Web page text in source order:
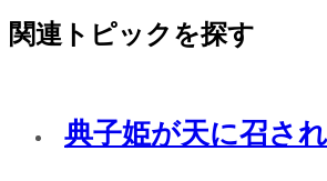
関連トピックを探す
典子姫が天に召さ